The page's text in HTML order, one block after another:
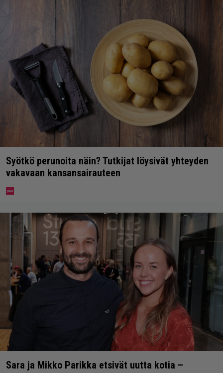
Syötkö perunoita näin? Tutkijat löysivät yhteyden
vakavaan kansansairauteen
Sara ja Mikko Parikka etsivät uutta kotia –